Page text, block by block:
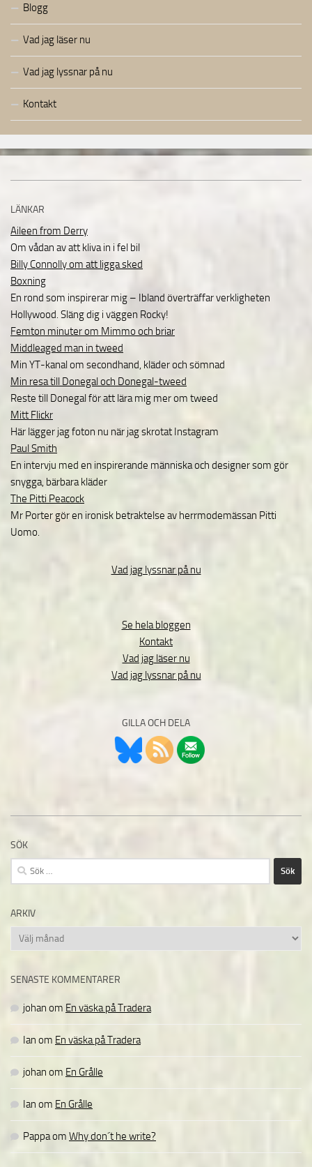
Blogg
Vad jag läser nu
Vad jag lyssnar på nu
Kontakt
LÄNKAR
Aileen from Derry
Om vådan av att kliva in i fel bil
Billy Connolly om att ligga sked
Boxning
En rond som inspirerar mig – Ibland överträffar verkligheten
Hollywood. Släng dig i väggen Rocky!
Femton minuter om Mimmo och briar
Middleaged man in tweed
Min YT-kanal om secondhand, kläder och sömnad
Min resa till Donegal och Donegal-tweed
Reste till Donegal för att lära mig mer om tweed
Mitt Flickr
Här lägger jag foton nu när jag skrotat Instagram
Paul Smith
En intervju med en inspirerande människa och designer som gör
snygga, bärbara kläder
The Pitti Peacock
Mr Porter gör en ironisk betraktelse av herrmodemässan Pitti
Uomo.
Vad jag lyssnar på nu
Se hela bloggen
Kontakt
Vad jag läser nu
Vad jag lyssnar på nu
GILLA OCH DELA
SÖK
Sök
efter:
ARKIV
Arkiv
SENASTE KOMMENTARER
johan om En väska på Tradera
Ian om En väska på Tradera
johan om En Grålle
Ian om En Grålle
Pappaom Why don´t he write?